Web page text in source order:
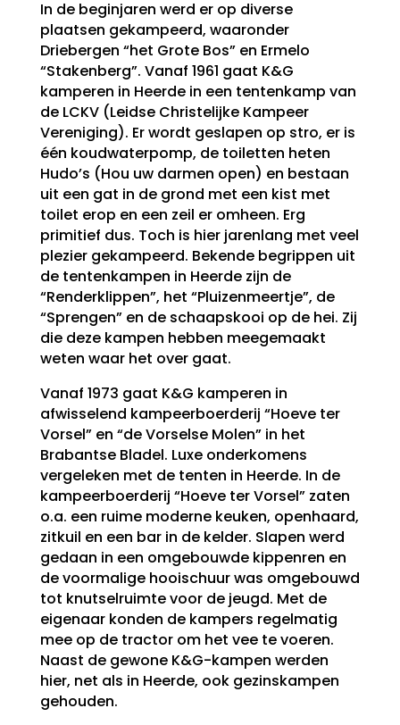
In de beginjaren werd er op diverse
plaatsen gekampeerd, waaronder
Driebergen “het Grote Bos” en Ermelo
“Stakenberg”. Vanaf 1961 gaat K&G
kamperen in Heerde in een tentenkamp van
de LCKV (Leidse Christelijke Kampeer
Vereniging). Er wordt geslapen op stro, er is
één koudwaterpomp, de toiletten heten
Hudo’s (Hou uw darmen open) en bestaan
uit een gat in de grond met een kist met
toilet erop en een zeil er omheen. Erg
primitief dus. Toch is hier jarenlang met veel
plezier gekampeerd. Bekende begrippen uit
de tentenkampen in Heerde zijn de
“Renderklippen”, het “Pluizenmeertje”, de
“Sprengen” en de schaapskooi op de hei. Zij
die deze kampen hebben meegemaakt
weten waar het over gaat.
Vanaf 1973 gaat K&G kamperen in
afwisselend kampeerboerderij “Hoeve ter
Vorsel” en “de Vorselse Molen” in het
Brabantse Bladel. Luxe onderkomens
vergeleken met de tenten in Heerde. In de
kampeerboerderij “Hoeve ter Vorsel” zaten
o.a. een ruime moderne keuken, openhaard,
zitkuil en een bar in de kelder. Slapen werd
gedaan in een omgebouwde kippenren en
de voormalige hooischuur was omgebouwd
tot knutselruimte voor de jeugd. Met de
eigenaar konden de kampers regelmatig
mee op de tractor om het vee te voeren.
Naast de gewone K&G-kampen werden
hier, net als in Heerde, ook gezinskampen
gehouden.